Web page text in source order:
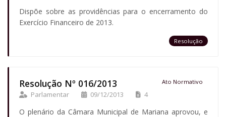
Dispõe sobre as providências para o encerramento do
Exercício Financeiro de 2013.
Resolução
Resolução Nº 016/2013 Ato Normativo
Parlamentar 09/12/2013 4
O plenário da Câmara Municipal de Mariana aprovou, e